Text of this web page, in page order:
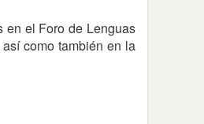
en el Foro de Lenguas
como también en la